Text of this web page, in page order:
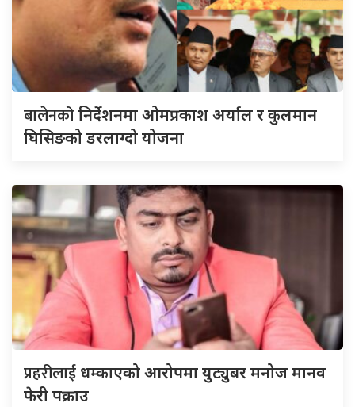
बालेनकोनिर्देशनमा ओमप्रकाश अर्याल र कुलमान
घिसिङको डरलाग्दो योजना
प्रहरीलाई धम्काएको आरोपमा युट्युबर मनोज मानव
फेरी पक्राउ